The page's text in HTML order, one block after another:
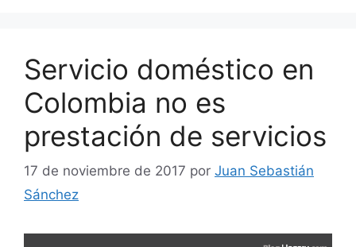
Servicio doméstico en
Colombia no es
prestación de servicios
17 de noviembre de 2017 por Juan Sebastián
Sánchez